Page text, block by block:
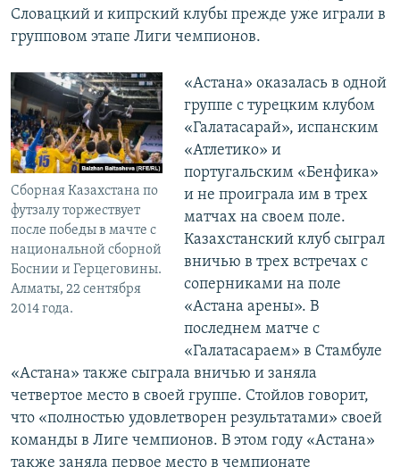
Словацкий и кипрский клубы прежде уже играли в
групповом этапе Лиги чемпионов.
Сборная Казахстана по
футзалу торжествует
после победы в мачте с
национальной сборной
Боснии и Герцеговины.
Алматы, 22 сентября
2014 года.
«Астана» оказалась в одной
группе с турецким клубом
«Галатасарай», испанским
«Атлетико» и
португальским «Бенфика»
и не проиграла им в трех
матчах на своем поле.
Казахстанский клуб сыграл
вничью в трех встречах с
соперниками на поле
«Астана арены». В
последнем матче с
«Галатасараем» в Стамбуле
«Астана» также сыграла вничью и заняла
четвертое место в своей группе. Стойлов говорит,
что «полностью удовлетворен результатами» своей
команды в Лиге чемпионов. В этом году «Астана»
также заняла первое место в чемпионате